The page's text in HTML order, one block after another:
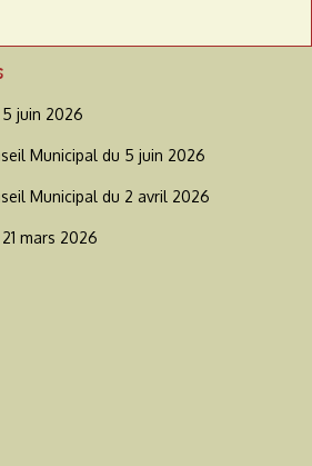
juin 2026
Municipal du 5 juin 2026
Municipal du 2 avril 2026
mars 2026